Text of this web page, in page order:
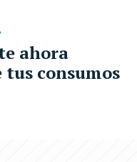
ahora
consumos